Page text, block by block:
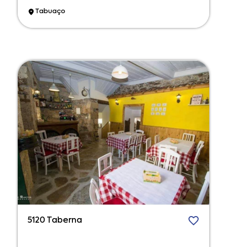
Tabuaço
5120 Taberna